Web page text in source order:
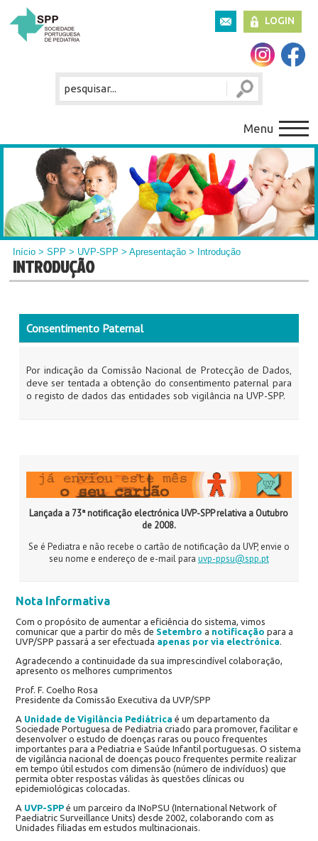
LOGIN
Menu
Início >SPP > UVP-SPP >Apresentação > Introdução
INTRODUÇÃO
Consentimento Paternal
Por indicação da Comissão Nacional de Protecção de Dados,
deve ser tentada a obtenção do consentimento paternal para
o registo de dados das entidades sob vigilância na UVP-SPP.
Lançada a 73ª notificação electrónica UVP-SPP relativa a Outubro
de 2008.
Se é Pediatra e não recebe o cartão de notificação da UVP, envie o
seu nome e endereço de e-mail para uvp-ppsu@spp.pt
Nota Informativa
Com o propósito de aumentar a eficiência do sistema, vimos
comunicar que a partir do mês de Setembro a notificação para a
UVP/SPP passará a ser efectuada apenas por via electrónica.
Agradecendo a continuidade da sua imprescindível colaboração,
apresento os melhores cumprimentos
Prof. F. Coelho Rosa
Presidente da Comissão Executiva da UVP/SPP
A Unidade de Vigilância Pediátrica é um departamento da
Sociedade Portuguesa de Pediatria criado para promover, facilitar e
desenvolver o estudo de doenças raras ou pouco frequentes
importantes para a Pediatria e Saúde Infantil portuguesas. O sistema
de vigilância nacional de doenças pouco frequentes permite realizar
em tempo útil estudos com dimensão (número de indivíduos) que
permita obter respostas válidas às questões clínicas ou
epidemiológicas colocadas.
A UVP-SPPé um parceiro da INoPSU (International Network of
Paediatric Surveillance Units) desde 2002, colaborando com as
Unidades filiadas em estudos multinacionais.